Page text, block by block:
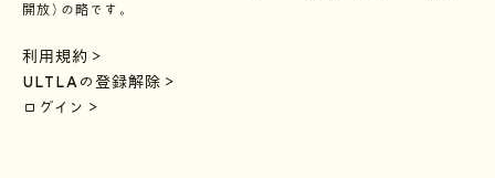
開放）の略です。
利用規約
ULTLAの登録解除
ログイン